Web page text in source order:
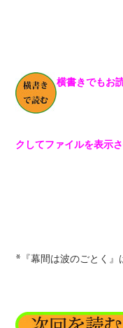
横書きでもお
クしてファイルを表示
*『幕間は波のごとく』